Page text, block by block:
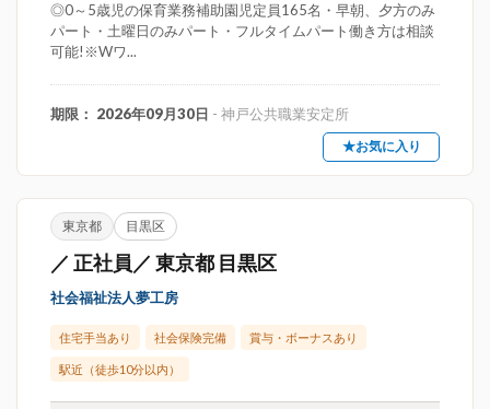
◎0～5歳児の保育業務補助園児定員165名・早朝、夕方のみ
パート・土曜日のみパート・フルタイムパート働き方は相談
可能!※Wワ...
期限： 2026年09月30日 - 神戸公共職業安定所
★お気に入り
東京都 目黒区
／ 正社員／ 東京都 目黒区
社会福祉法人夢工房
住宅手当あり 社会保険完備 賞与・ボーナスあり
駅近（徒歩10分以内）